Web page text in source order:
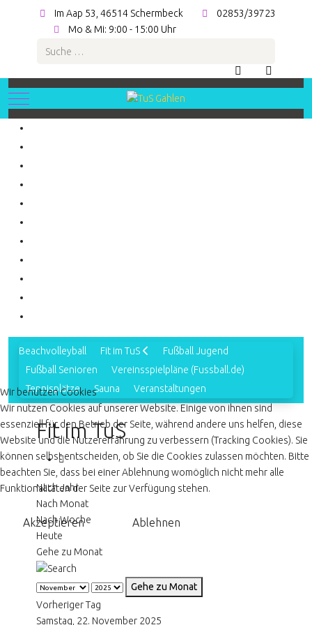
Im Aap 53, 46514 Schermbeck
02853/39723
Mo & Mi: 9:00 - 15:00 Uhr
Suchen
Mobile Menu Toggle
Beachvolleyball Fit im TuS
Fußball Jugend
Fußball Senioren
Vereinsspielpläne (Fussball.de)
Tennisplätze
Sauna Veranstaltungen
Fit im TuS
Nach Jahr
Nach Monat
Nach Woche
Heute
Gehe zu Monat
Gehe zu Monat
Vorheriger Tag
Samstag, 22. November 2025
Wir benutzen Cookies
Wir nutzen Cookies auf unserer Website. Einige von ihnen sind
essenziell für den Betrieb der Seite, während andere uns helfen, diese
Website und die Nutzererfahrung zu verbessern (Tracking Cookies). Sie
können selbst entscheiden, ob Sie die Cookies zulassen möchten. Bitte
beachten Sie, dass bei einer Ablehnung womöglich nicht mehr alle
Funktionalitäten der Seite zur Verfügung stehen.
Akzeptieren Ablehnen